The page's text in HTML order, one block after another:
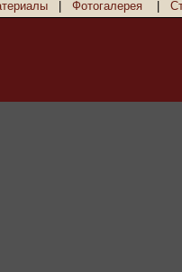
Фотогалерея